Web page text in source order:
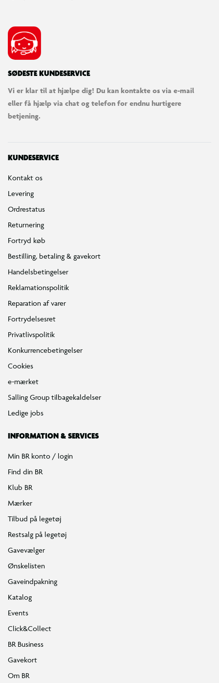
SØDESTE KUNDESERVICE
Vi er klar til at hjælpe dig! Du kan kontakte os via e-mail
eller få hjælp via chat og telefon for endnu hurtigere
betjening.
KUNDESERVICE
Kontakt os
Levering
Ordrestatus
Returnering
Fortryd køb
Bestilling, betaling & gavekort
Handelsbetingelser
Reklamationspolitik
Reparation af varer
Fortrydelsesret
Privatlivspolitik
Konkurrencebetingelser
Cookies
e-mærket
Salling Group tilbagekaldelser
Ledige jobs
INFORMATION & SERVICES
Min BR konto / login
Find din BR
Klub BR
Mærker
Tilbud på legetøj
Restsalg på legetøj
Gavevælger
Ønskelisten
Gaveindpakning
Katalog
Events
Click&Collect
BR Business
Gavekort
Om BR